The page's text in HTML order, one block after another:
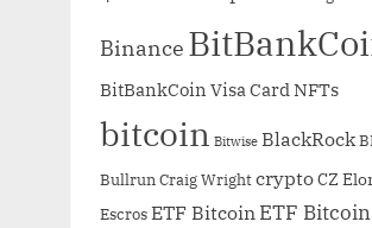
Binance
BitBankCoin Visa Card NFTs
bitcoin Bitwise BlackRock
Bullrun Craig WrightcryptoCZ
EscrosETF Bitcoin ETF